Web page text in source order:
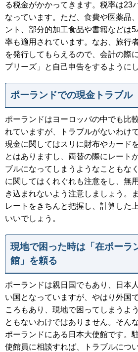
る税金がかかってきます。税率は23
なっています。ただ、食費や医薬品
ント、部分的加工食品や書籍などは
率も適用されています。なお、旅行
を発行してもらえるので、会計の際
プリーズ」と自己申告をするように
ポーランドでの現金トラブル
ポーランドはヨーロッパの中でも比
れていますが、トラブルがないわけ
現金に関してはスリに財布やカード
とはありますし、両替の際にレート
ブルになってしまうようなこともな
に関してはくれぐれも注意をし、無
き込まれないよう注意しましょう。
レートをきちんと把握し、計算した
いいでしょう。
現地で困った時は「在ポーラ
館」を頼る
ポーランドは親日国でもあり、日本
い国となっていますが、やはり外国
ころもあり、現地で困ってしまうよ
ともないわけではありません。そん
ポーランドにある日本大使館です。
使館員に相談すれば、トラブルにつ